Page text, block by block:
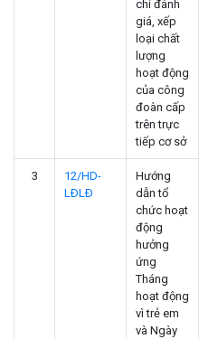
chí đánh
giá, xếp
loại chất
lượng
hoạt động
của công
đoàn cấp
trên trực
tiếp cơ sở
3
12/HD-
LÐLÐ
Hướng
dẫn tổ
chức hoạt
động
hưởng
ứng
Tháng
hoạt động
vì trẻ em
và Ngày